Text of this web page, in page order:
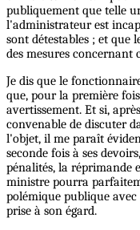
publiquement que telle
l'administrateur est
sont détestables ; et que
des mesures concernant
Je dis que le
que, pour la première
avertissement. Et si,
convenable de discuter
l'objet, il me paraît
seconde fois à ses
pénalités, la réprimande
ministre pourra
polémique publique
prise à son égard.